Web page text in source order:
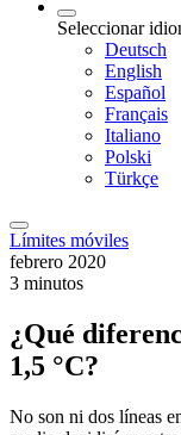
Seleccionar
Deutsch
English
Español
Français
Italiano
Polski
Türkçe
Límites móviles
febrero 2020
3 minutos
¿Qué
1,5 °C?
No son ni dos líneas